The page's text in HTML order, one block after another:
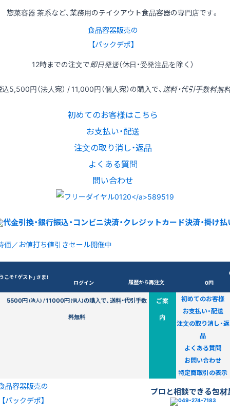
惣菜容器 茶系など、業務用のテイクアウト食品容器の専門店です。
食品容器販売の
【パックデポ】
12時までの注文で即日発送（休日・受発注品を除く）
込5,500円（法人宛） / 11,000円（個人宛）の購入で、 送料・代引手数料無
初めてのお客様はこちら
お支払い・配送
注文の取り消し・返品
よくある質問
問い合わせ
価／お値打ち値引きセール開催中
こそ「ゲスト」さま！
ログイン 履歴から再注文
0円
5500円(法人) /11000円(個人)の購入で、送料・代引手数
料無料
ご案
内
初めてのお客様
お支払い・配送
注文の取り消し・返
品
よくある質問
お問い合わせ
特定商取引の表示
品容器販売の
【パックデポ】
プロと相談できる包材